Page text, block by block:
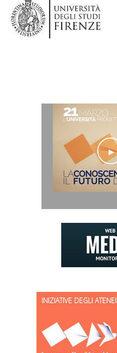
INIZIATIVE DEGLI ATENEI